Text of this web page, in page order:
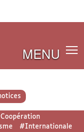
MENU
#Internationale